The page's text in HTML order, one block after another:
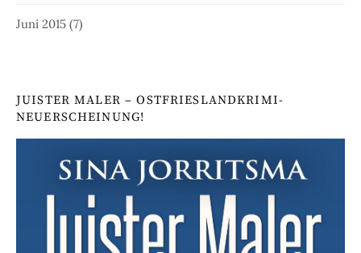
Juni 2015 (7)
JUISTER MALER – OSTFRIESLANDKRIMI-
NEUERSCHEINUNG!